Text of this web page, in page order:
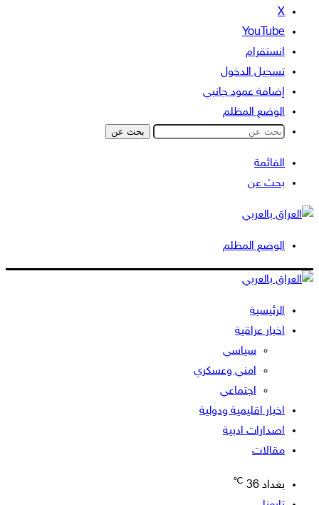
‫X
‫YouTube
انستقرام
تسجيل الدخول
إضافة عمود جانبي
الوضع المظلم
بحث عن
القائمة
بحث عن
الوضع المظلم
الرئيسية
اخبار عراقية
سياسي
امني وعسكري
اجتماعي
اخبار اقليمية ودولية
اصدارات ادبية
مقالات
بغداد 36
℃